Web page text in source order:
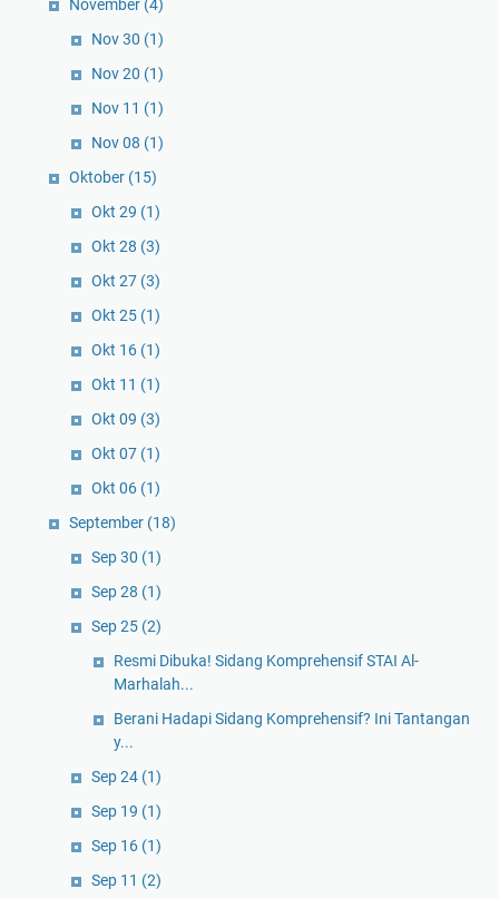
November (4)
Nov 30 (1)
Nov 20 (1)
Nov 11 (1)
Nov 08 (1)
Oktober (15)
Okt 29 (1)
Okt 28 (3)
Okt 27 (3)
Okt 25 (1)
Okt 16 (1)
Okt 11 (1)
Okt 09 (3)
Okt 07 (1)
Okt 06 (1)
September (18)
Sep 30 (1)
Sep 28 (1)
Sep 25 (2)
Resmi Dibuka! Sidang Komprehensif STAI Al-
Marhalah...
Berani Hadapi Sidang Komprehensif? Ini Tantangan
y...
Sep 24 (1)
Sep 19 (1)
Sep 16 (1)
Sep 11 (2)